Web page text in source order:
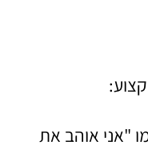
"אני אוהב את